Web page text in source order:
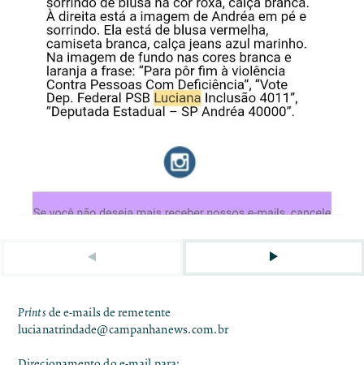
Printsde e-mails de remetente
lucianatrindade@campanhanews.com.br